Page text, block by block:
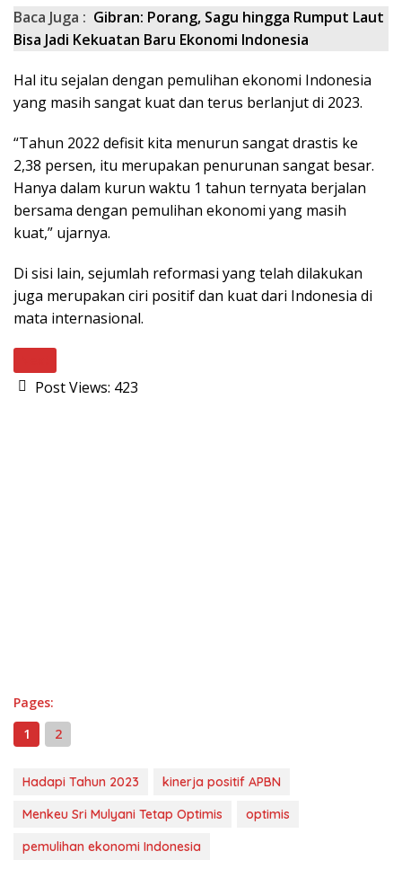
Baca Juga : Gibran: Porang, Sagu hingga Rumput Laut
Bisa Jadi Kekuatan Baru Ekonomi Indonesia
Hal itu sejalan dengan pemulihan ekonomi Indonesia
yang masih sangat kuat dan terus berlanjut di 2023.
“Tahun 2022 defisit kita menurun sangat drastis ke
2,38 persen, itu merupakan penurunan sangat besar.
Hanya dalam kurun waktu 1 tahun ternyata berjalan
bersama dengan pemulihan ekonomi yang masih
kuat,” ujarnya.
Di sisi lain, sejumlah reformasi yang telah dilakukan
juga merupakan ciri positif dan kuat dari Indonesia di
mata internasional.
Post Views: 423
Pages:
1
2
Hadapi Tahun 2023
kinerja positif APBN
Menkeu Sri Mulyani Tetap Optimis
optimis
pemulihan ekonomi Indonesia